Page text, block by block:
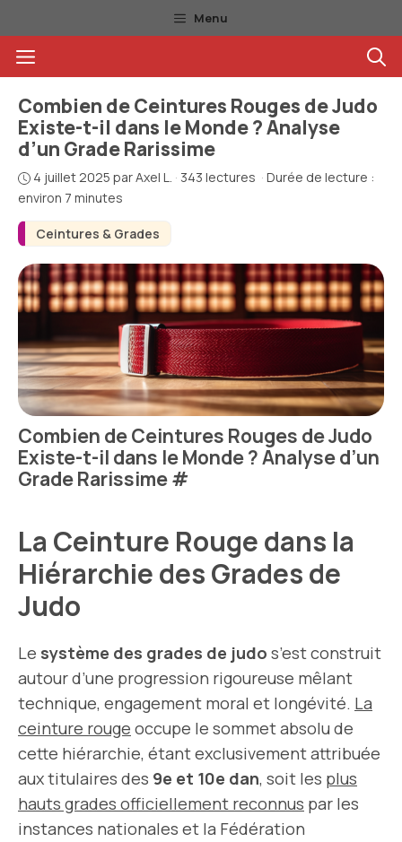
au
contenu
Menu
Menu
Ceintures & Grades
Combien de Ceintures Rouges de Judo
Existe-t-il dans le Monde ? Analyse
d’un Grade Rarissime
4 juillet 2025 parAxel L. · 343 lectures · Durée de lecture :
environ 7 minutes
Combien de Ceintures Rouges de Judo
Existe-t-il dans le Monde ? Analyse d’un
Grade Rarissime#
La Ceinture Rouge dans la
Hiérarchie des Grades de
Judo
Le système des grades de judo s’est construit
autour d’une progression rigoureuse mêlant
technique, engagement moral et longévité. La
ceinture rouge occupe le sommet absolu de
cette hiérarchie, étant exclusivement attribuée
aux titulaires des 9e et 10e dan, soit les plus
hauts grades officiellement reconnus par les
instances nationales et la Fédération